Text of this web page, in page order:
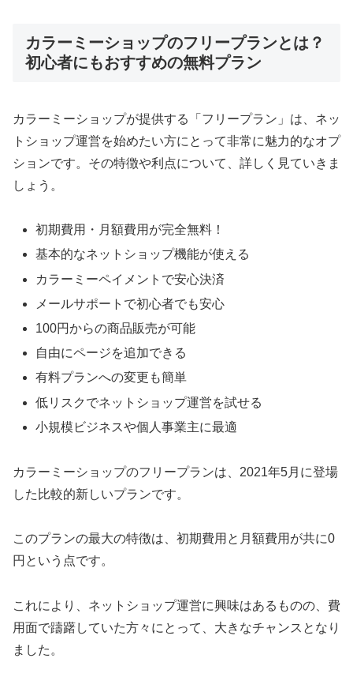
カラーミーショップのフリープランとは？
初心者にもおすすめの無料プラン
カラーミーショップが提供する「フリープラン」は、ネッ
トショップ運営を始めたい方にとって非常に魅力的なオプ
ションです。その特徴や利点について、詳しく見ていきま
しょう。
初期費用・月額費用が完全無料！
基本的なネットショップ機能が使える
カラーミーペイメントで安心決済
メールサポートで初心者でも安心
100円からの商品販売が可能
自由にページを追加できる
有料プランへの変更も簡単
低リスクでネットショップ運営を試せる
小規模ビジネスや個人事業主に最適
カラーミーショップのフリープランは、2021年5月に登場
した比較的新しいプランです。
このプランの最大の特徴は、初期費用と月額費用が共に0
円という点です。
これにより、ネットショップ運営に興味はあるものの、費
用面で躊躇していた方々にとって、大きなチャンスとなり
ました。